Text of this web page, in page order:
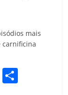
mais
carnificina
C